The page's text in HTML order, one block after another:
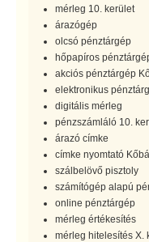
mérleg 10. kerület
árazógép
olcsó pénztárgép
hőpapíros
akciós pénztárgép
elektronikus
digitális mérleg
pénzszámláló 10.
árazó címke
címke nyomtató
szálbelövő pisztoly
számítógép alapú
online pénztárgép
mérleg értékesítés
mérleg hitelesítés X.